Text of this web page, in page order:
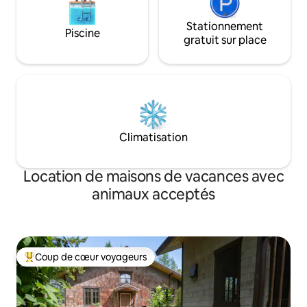
Piscine
Stationnement
gratuit sur place
Climatisation
Location de maisons de vacances avec
animaux acceptés
Coups de cœur voyageurs les plus appréciés
Coup de cœur voyageurs